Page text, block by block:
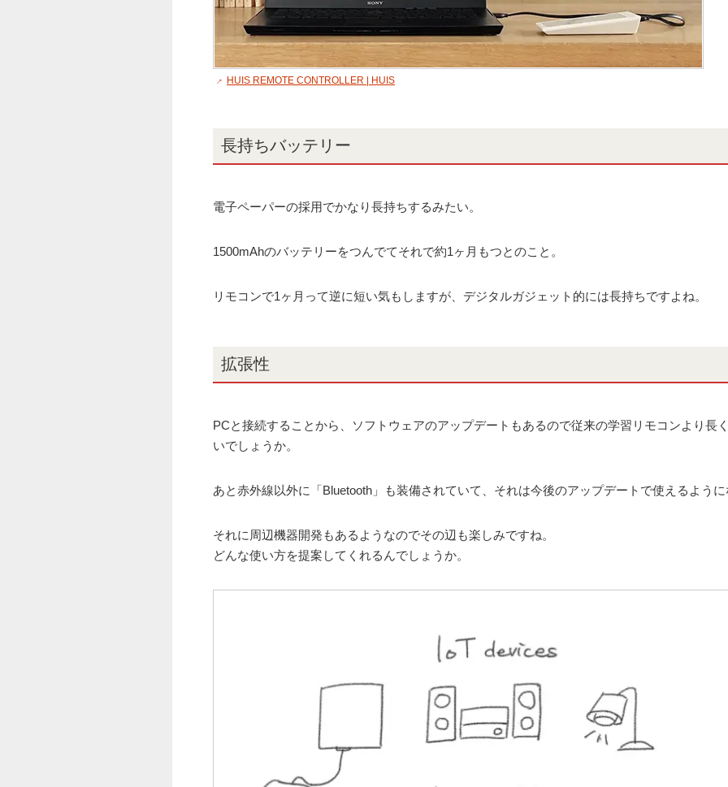
HUIS REMOTE CONTROLLER | HUIS
長持ちバッテリー
電子ペーパーの採用でかなり長持ちするみたい。
1500mAhのバッテリーをつんでてそれで約1ヶ月もつとのこと。
リモコンで1ヶ月って逆に短い気もしますが、デジタルガジェット的には長持ちですよね。
拡張性
PCと接続することから、ソフトウェアのアップデートもあるので従来の学習リモコンより長
いでしょうか。
あと赤外線以外に「Bluetooth」も装備されていて、それは今後のアップデートで使えるよう
それに周辺機器開発もあるようなのでその辺も楽しみですね。
どんな使い方を提案してくれるんでしょうか。